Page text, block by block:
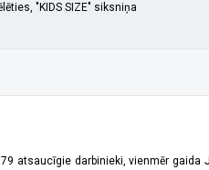
"KIDS SIZE" siksniņa
atsaucīgie darbinieki, vienmēr